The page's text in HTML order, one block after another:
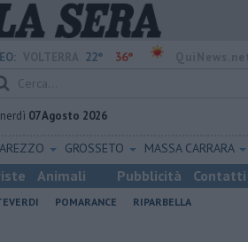
22° 36°
07 Agosto 2026
AREZZO GROSSETO MASSA CARRARA
Animali Pubblicità Contatti
POMARANCE
RIPARBELLA